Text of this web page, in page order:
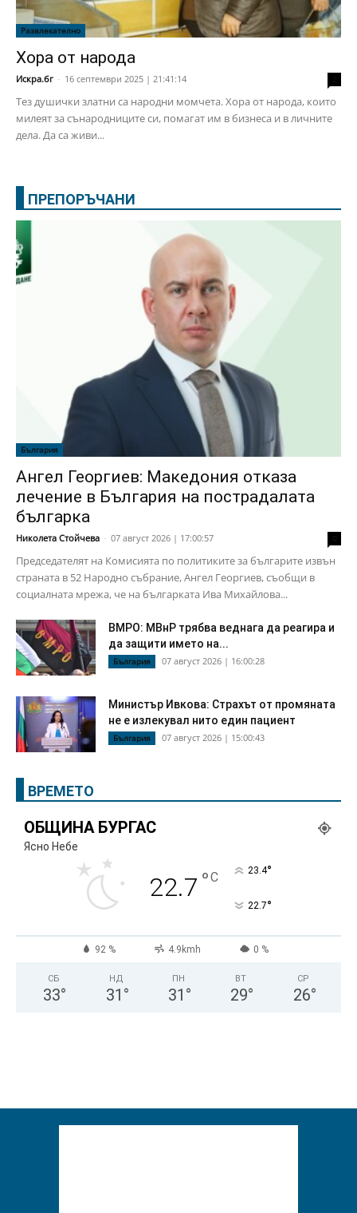
Развлекателно
Хора от народа
Искра.бг - 16 септември 2025 | 21:41:14
Тез душички златни са народни момчета. Хора от народа, които
милеят за сънародниците си, помагат им в бизнеса и в личните
дела. Да са живи...
ПРЕПОРЪЧАНИ
България
Ангел Георгиев: Македония отказа
лечение в България на пострадалата
българка
Николета Стойчева - 07 август 2026 | 17:00:57
Председателят на Комисията по политиките за българите извън
страната в 52 Народно събрание, Ангел Георгиев, съобщи в
социалната мрежа, че на българката Ива Михайлова...
ВМРО: МВнР трябва веднага да реагира и
да защити името на...
България 07 август 2026 | 16:00:28
Министър Ивкова: Страхът от промяната
не е излекувал нито един пациент
България 07 август 2026 | 15:00:43
ВРЕМЕТО
ОБЩИНА БУРГАС
Ясно Небе
22.7 °C 23.4°
22.7°
92 % 4.9kmh 0 %
СБ
33°
НД
31 °
ПН
31 °
ВТ
29°
СР
26°